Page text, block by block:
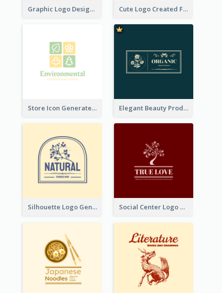
Graphic Logo Design For Content Creater Cute Logo Created For Personal Channel
Store Icon Generated With Combination Of Differene Elements Elegant Beauty Products Logo Generated With Complicated
Silhouette Logo Generated With Decoration Of Tree Social Center Logo Created With Artistic Graphic Of Tree